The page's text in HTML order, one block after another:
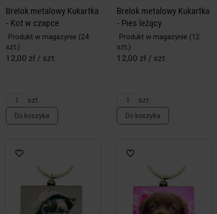
Brelok metalowy Kukartka
- Kot w czapce
Produkt w magazynie (24
szt.)
12,00 zł / szt.
szt.
Do koszyka
Brelok metalowy Kukartka
- Pies leżący
Produkt w magazynie (12
szt.)
12,00 zł / szt.
szt.
Do koszyka